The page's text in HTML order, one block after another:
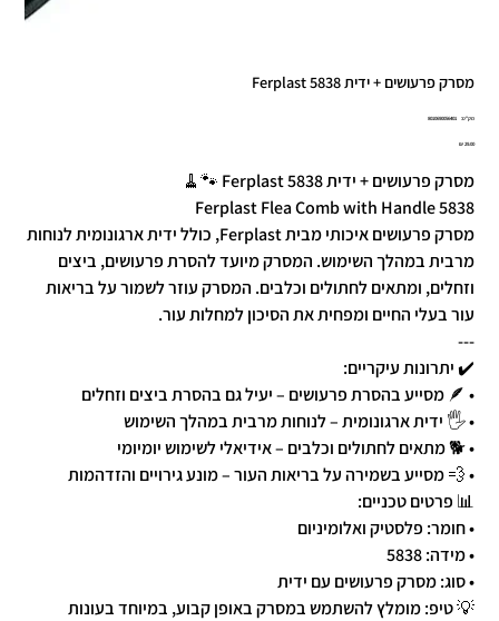
מסרק פרעושים + ידית 5838 Ferplast
מק"ט:
מק"ט
8010690056401
מחיר‏29.00 ‏₪
מסרק פרעושים + ידית 5838 Ferplast 🐾🧹
Ferplast Flea Comb with Handle 5838
מסרק פרעושים איכותי מבית Ferplast, כולל ידית ארגונומית לנוחות
מרבית במהלך השימוש. המסרק מיועד להסרת פרעושים, ביצים
וזחלים, ומתאים לחתולים וכלבים. המסרק עוזר לשמור על בריאות
עור בעלי החיים ומפחית את הסיכון למחלות עור.
---
✔️ יתרונות עיקריים:
• 🪶 מסייע בהסרת פרעושים – יעיל גם בהסרת ביצים וזחלים
• 🖐️ ידית ארגונומית – לנוחות מרבית במהלך השימוש
• 🐕 מתאים לחתולים וכלבים – אידיאלי לשימוש יומיומי
• 💨 מסייע בשמירה על בריאות העור – מונע גירויים והזדהמות
📊 פרטים טכניים:
• חומר: פלסטיק ואלומיניום
• מידה: 5838
• סוג: מסרק פרעושים עם ידית
💡 טיפ: מומלץ להשתמש במסרק באופן קבוע, במיוחד בעונות